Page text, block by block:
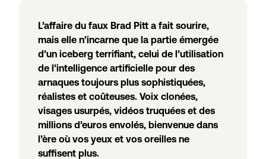
L’affaire du faux Brad Pitt a fait sourire,
mais elle n’incarne que la partie émergée
d’un iceberg terrifiant, celui de l’utilisation
de l’intelligence artificielle pour des
arnaques toujours plus sophistiquées,
réalistes et coûteuses. Voix clonées,
visages usurpés, vidéos truquées et des
millions d’euros envolés, bienvenue dans
l’ère où vos yeux et vos oreilles ne
suffisent plus.